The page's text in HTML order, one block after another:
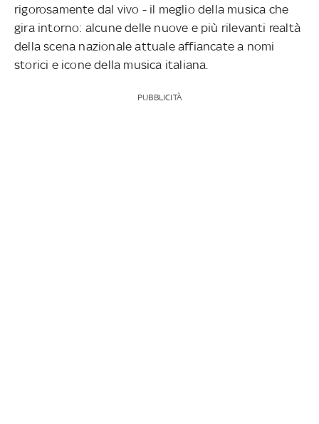
rigorosamente dal vivo - il meglio della musica che
gira intorno: alcune delle nuove e più rilevanti realtà
della scena nazionale attuale affiancate a nomi
storici e icone della musica italiana.
PUBBLICITÀ